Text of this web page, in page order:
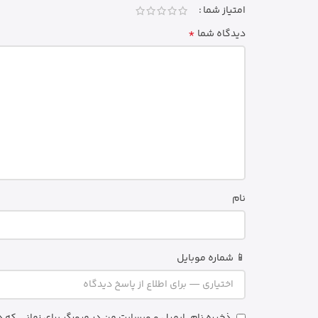
امتیاز شما
دیدگاه شما *
نام
📱 شماره موبایل